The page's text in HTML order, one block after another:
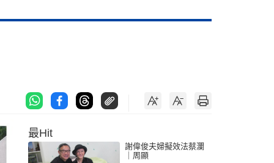
最Hit
謝偉俊夫婦擬效法蔡瀾
｜周顯